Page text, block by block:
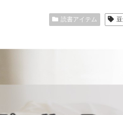
読書アイテム